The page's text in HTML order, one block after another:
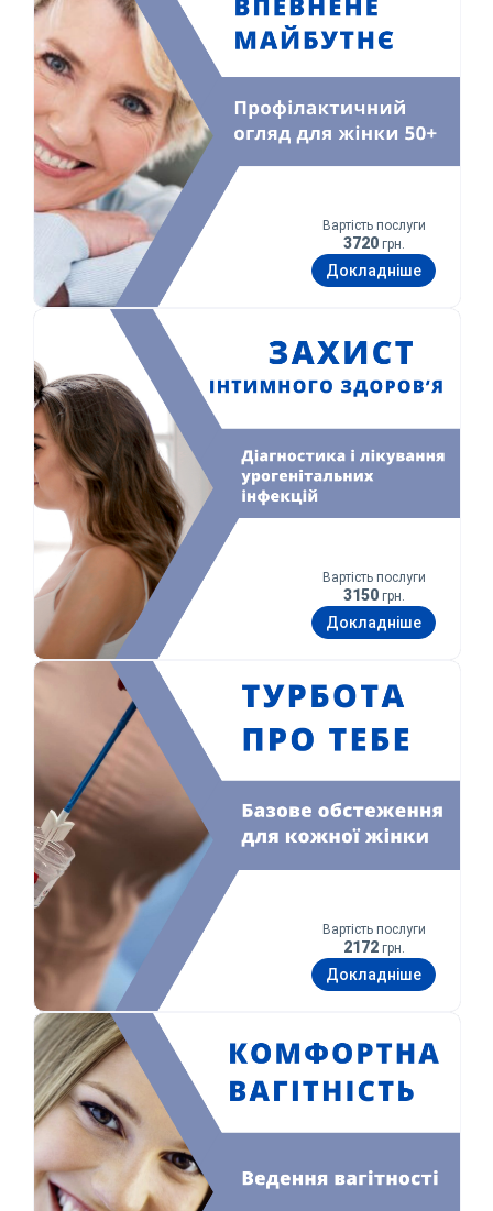
Вартість послуги
3720 грн.
Докладніше
Захист інтимного здоров’я
Вартість послуги
3150 грн.
Докладніше
Турбота про тебе
Вартість послуги
2172 грн.
Докладніше
Комфортна вагітність